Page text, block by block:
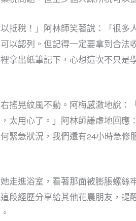
抵稅！」阿林師笑著說：「很多
以認列。但記得一定要拿到合法
拿出紙筆記下，心想這次不只是
搖晃紋風不動。阿梅感激地說：
太用心了。」阿林師謙虛地回應
緊急狀況，我們還有24小時急修
走進浴室，看著那面被膨脹螺絲
段經歷分享給其他花農朋友，提